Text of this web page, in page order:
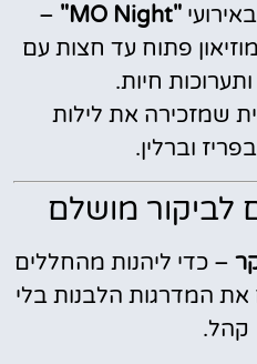
"MO Night"
–
פתוח עד חצות עם
ותערוכות חיות.
שמזכירה את לילות
וברלין.
לביקור מושלם
– כדי ליהנות מהחללים
המדרגות הלבנות בלי
קהל.